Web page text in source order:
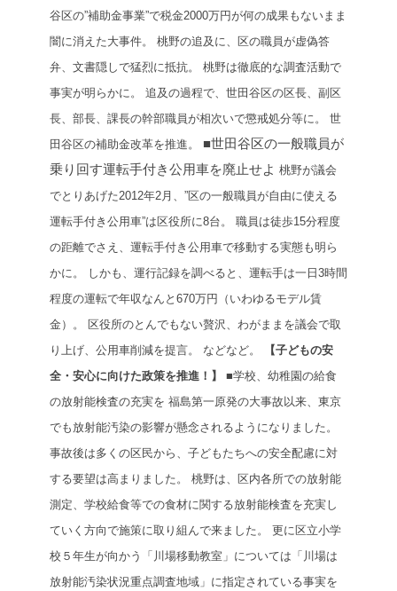
谷区の”補助金事業”で税金2000万円が何の成果もないまま
闇に消えた大事件。
桃野の追及に、区の職員が虚偽答
弁、文書隠しで猛烈に抵抗。
桃野は徹底的な調査活動で
事実が明らかに。
追及の過程で、世田谷区の区長、副区
長、部長、課長の幹部職員が相次いで懲戒処分等に。
世
田谷区の補助金改革を推進。
■世田谷区の一般職員が
乗り回す運転手付き公用車を廃止せよ 桃野が議会
でとりあげた2012年2月、”区の一般職員が自由に使える
運転手付き公用車”は区役所に8台。
職員は徒歩15分程度
の距離でさえ、運転手付き公用車で移動する実態も明ら
かに。
しかも、運行記録を調べると、運転手は一日3時間
程度の運転で年収なんと670万円（いわゆるモデル賃
金）。
区役所のとんでもない贅沢、わがままを議会で取
り上げ、公用車削減を提言。
などなど。
【子どもの安
全・安心に向けた政策を推進！】
■学校、幼稚園の給食
の放射能検査の充実を 福島第一原発の大事故以来、東京
でも放射能汚染の影響が懸念されるようになりました。
事故後は多くの区民から、子どもたちへの安全配慮に対
する要望は高まりました。
桃野は、
区内各所での放射能
測定、学校給食等での食材に関する放射能検査を充実し
ていく方向で施策に取り組んで来ました。
更に区立小学
校５年生が向かう「川場移動教室」については「川場は
放射能汚染状況重点調査地域」に指定されている事実を